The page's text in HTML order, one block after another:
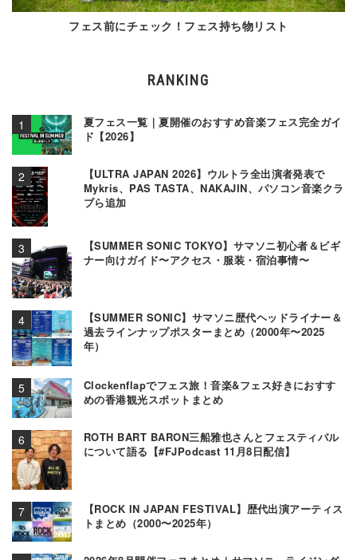
フェス前にチェック！フェス持ち物リスト
RANKING
夏フェス一覧｜夏開催のおすすめ音楽フェス完全ガイ
ド【2026】
【ULTRA JAPAN 2026】ウルトラ全出演者発表で
Mykris、PAS TASTA、NAKAJIN、パソコン音楽クラ
ブら追加
【SUMMER SONIC TOKYO】サマソニ初心者＆ビギ
ナー向けガイド〜アクセス・服装・宿泊事情〜
【SUMMER SONIC】サマソニ歴代ヘッドライナー＆
過去ラインナップポスターまとめ（2000年〜2025
年）
Clockenflapでフェス旅！音楽&フェス好きにおすす
めの香港観光スポットまとめ
ROTH BART BARON三船雅也さんとフェスティバル
について語る【#FJPodcast 11月8日配信】
【ROCK IN JAPAN FESTIVAL】歴代出演アーティス
トまとめ（2000〜2025年）